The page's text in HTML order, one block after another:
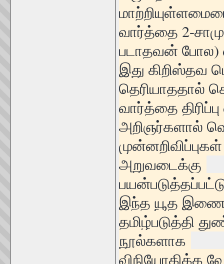
வார்த்தை 2-
படாதவன் போல)
இது கிறிஸ்தவ
தெரியாததால்
வார்த்தை
அறிஞர்களால்
அறுவடைக்கு
இந்த யூத
தமிழ்படுத்தி
நூல்களாக
விநியோகிக்க